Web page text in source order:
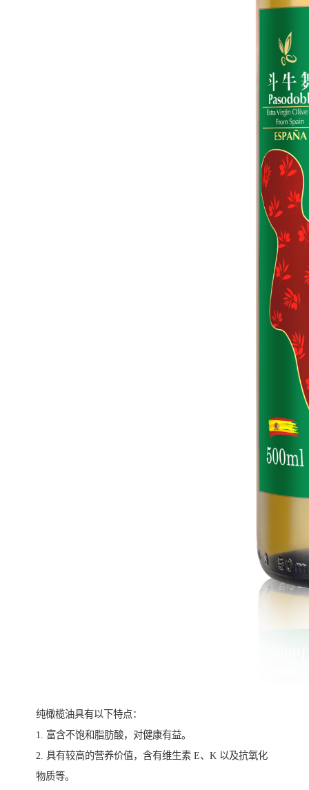
纯橄榄油具有以下特点：
1. 富含不饱和脂肪酸，对健康有益。
2. 具有较高的营养价值，含有维生素 E、K 以及抗氧化
物质等。